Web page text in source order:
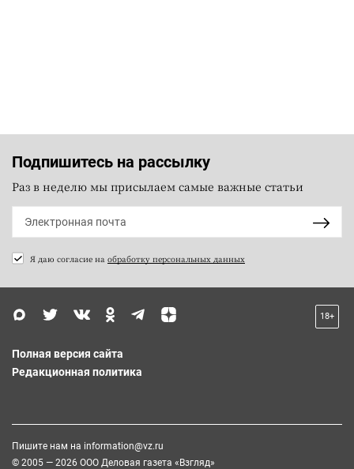
Подпишитесь на рассылку
Раз в неделю мы присылаем самые важные статьи
Я даю согласие на обработку персональных данных
18+
Полная версия сайта
Редакционная политика
Пишите нам на information@vz.ru
© 2005 — 2026 ООО Деловая газета «Взгляд»